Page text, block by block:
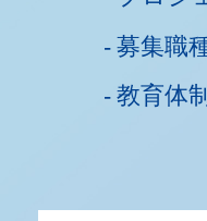
募集職
教育体